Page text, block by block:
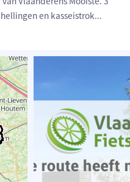
en kasseistrok...